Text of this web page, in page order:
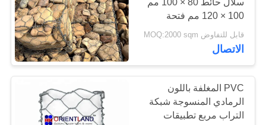
الفولاذ المقاوم للصدأ
شبكة أسلاك الفولاذ
0
سلال حائط 80 × 100 مم
100 × 120 مم فتحة
قابل للتفاوض MOQ:2000 sqm
الاتصال
PVC المغلفة باللون
الرمادي المنسوجة شبكة
التراب مربع تطبيقات